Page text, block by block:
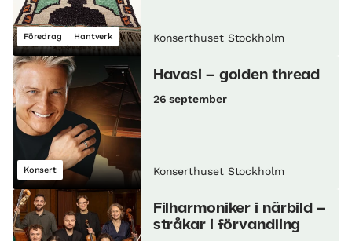
Föredrag Hantverk Konserthuset Stockholm
Konsert
Havasi – golden thread
26 september
Konserthuset Stockholm
Filharmoniker i närbild –
stråkar i förvandling